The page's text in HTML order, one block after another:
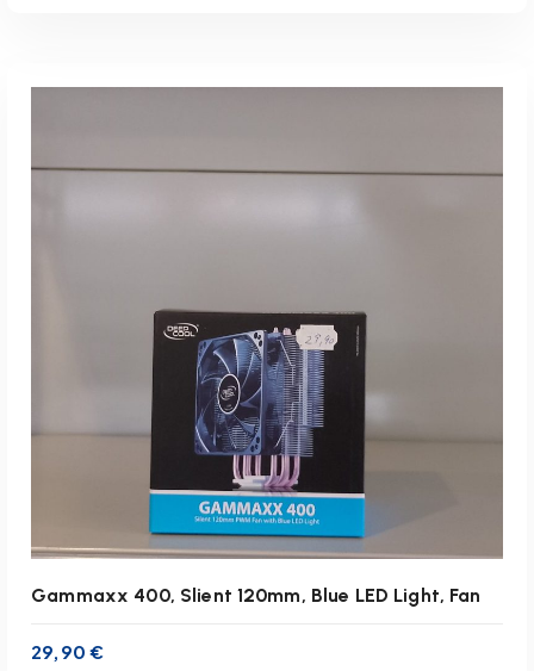
IN DEN WARENKORB
Gammaxx 400, Slient 120mm, Blue LED Light, Fan
29,90 €